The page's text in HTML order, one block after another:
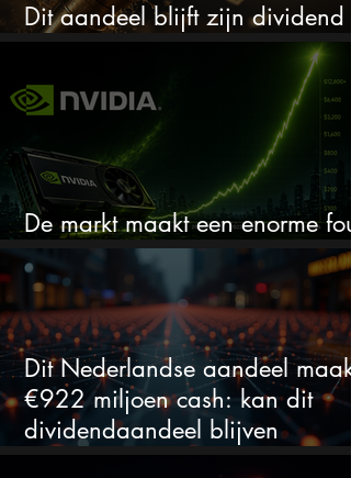
Dit aandeel blijft zijn dividend
verhogen, wat er ook gebeurt
De markt maakt een enorme fout
Dit Nederlandse aandeel maakt
€922 miljoen cash: kan dit
dividendaandeel blijven
verhogen?